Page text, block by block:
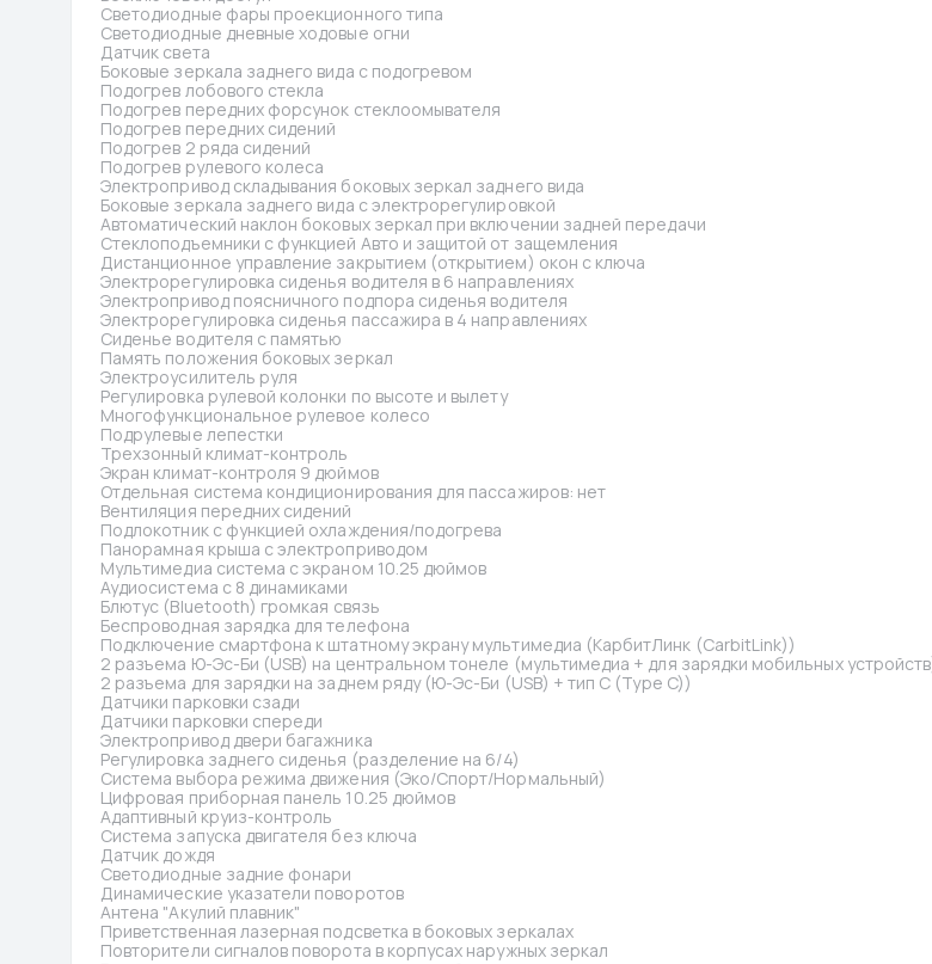
Светодиодные фары проекционного типа
Светодиодные дневные ходовые огни
Датчик света
Боковые зеркала заднего вида с подогревом
Подогрев лобового стекла
Подогрев передних форсунок стеклоомывателя
Подогрев передних сидений
Подогрев 2 ряда сидений
Подогрев рулевого колеса
Электропривод складывания боковых зеркал заднего вида
Боковые зеркала заднего вида с электрорегулировкой
Автоматический наклон боковых зеркал при включении задней передачи
Стеклоподъемники с функцией Авто и защитой от защемления
Дистанционное управление закрытием (открытием) окон с ключа
Электрорегулировка сиденья водителя в 6 направлениях
Электропривод поясничного подпора сиденья водителя
Электрорегулировка сиденья пассажира в 4 направлениях
Сиденье водителя с памятью
Память положения боковых зеркал
Электроусилитель руля
Регулировка рулевой колонки по высоте и вылету
Многофункциональное рулевое колесо
Подрулевые лепестки
Трехзонный климат-контроль
Экран климат-контроля 9 дюймов
Отдельная система кондиционирования для пассажиров: нет
Вентиляция передних сидений
Подлокотник с функцией охлаждения/подогрева
Панорамная крыша с электроприводом
Мультимедиа система с экраном 10.25 дюймов
Аудиосистема с 8 динамиками
Блютус (Bluetooth) громкая связь
Беспроводная зарядка для телефона
Подключение смартфона к штатному экрану мультимедиа (КарбитЛинк (CarbitLink))
2 разъема Ю-Эс-Би (USB) на центральном тонеле (мультимедиа + для зарядки мобильных
2 разъема для зарядки на заднем ряду (Ю-Эс-Би (USB) + тип C (Type C))
Датчики парковки сзади
Датчики парковки спереди
Электропривод двери багажника
Регулировка заднего сиденья (разделение на 6/4)
Система выбора режима движения (Эко/Спорт/Нормальный)
Цифровая приборная панель 10.25 дюймов
Адаптивный круиз-контроль
Система запуска двигателя без ключа
Датчик дождя
Светодиодные задние фонари
Динамические указатели поворотов
Антена "Акулий плавник"
Приветственная лазерная подсветка в боковых зеркалах
Повторители сигналов поворота в корпусах наружных зеркал